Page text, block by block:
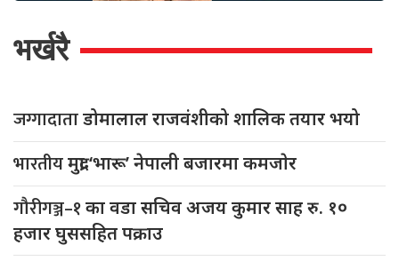
भर्खरै
जग्गादाताडोमालाल राजवंशीको शालिक तयार भयो
भारतीयमुद्रा ‘भारू’ नेपाली बजारमा कमजाेर
गौरीगञ्ज–१का वडा सचिव अजय कुमार साह रु. १०
हजार घुससहित पक्राउ